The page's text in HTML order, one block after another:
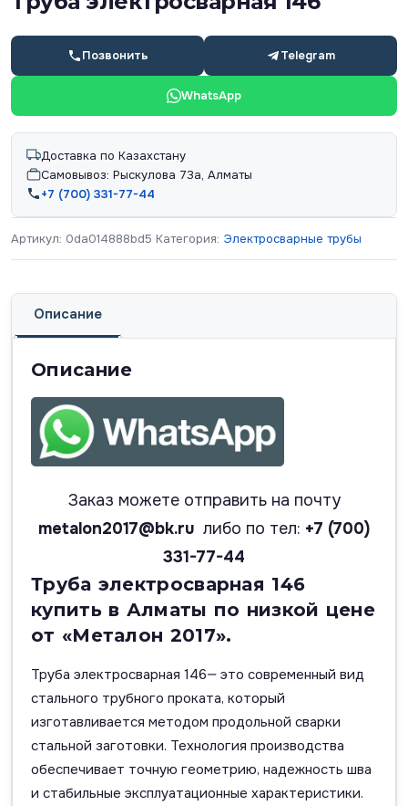
Позвонить Telegram
WhatsApp
Доставка по Казахстану
Самовывоз: Рыскулова 73а, Алматы
+7 (700) 331-77-44
Артикул: 0da014888bd5 Категория: Электросварные трубы
Описание
Описание
Заказ можете отправить на почту
metalon2017@bk.ru либо по тел: +7 (700)
331-77-44
Труба электросварная 146
купить в Алматы по низкой цене
от «Металон 2017».
Труба электросварная 146— это современный вид
стального трубного проката, который
изготавливается методом продольной сварки
стальной заготовки. Технология производства
обеспечивает точную геометрию, надежность шва
и стабильные эксплуатационные характеристики.